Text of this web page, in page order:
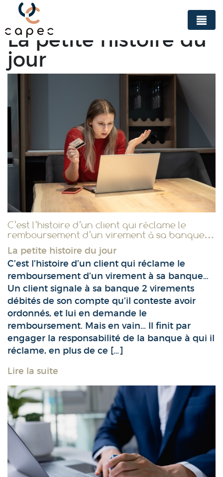
Panneau de gestion des cookies
La petite histoire du
jour
C’est l’histoire d’un client qui réclame le
remboursement d’un virement à sa banque…
La petite histoire du jour
C’est l’histoire d’un client qui réclame le
remboursement d’un virement à sa banque…
Un client signale à sa banque 2 virements
débités de son compte qu’il conteste avoir
ordonnés, et lui en demande le
remboursement. Mais en vain… Il finit par
engager la responsabilité de la banque à qui il
réclame, en plus de ce […]
Lire la suite